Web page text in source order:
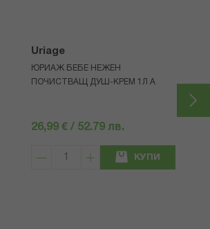
Uriage
ЮРИАЖ БЕБЕ НЕЖЕН
ПОЧИСТВАЩ ДУШ-КРЕМ 1Л A
26,99 € / 52.79 лв.
КУПИ